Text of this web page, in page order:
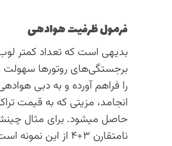
فرمول ظرفیت هوادهی
بدیهی است که تعداد کمتر
برجستگی‌های روتورها سهولت
را فراهم آورده و به دبی
انجامد، مزیتی که به قیمت
حاصل میشود. برای مثال
نامتقارن ۳+۴ از این